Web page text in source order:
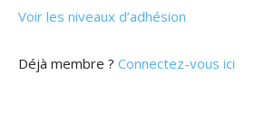
Voir les niveaux d’adhésion
Déjà membre ? Connectez-vous ici